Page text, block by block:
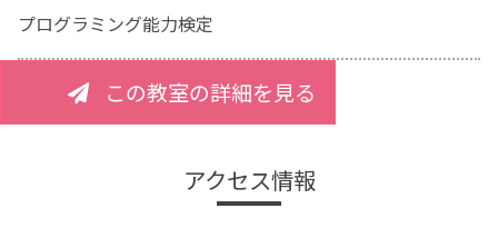
プログラミング能力検定
この教室の詳細を見る
アクセス情報